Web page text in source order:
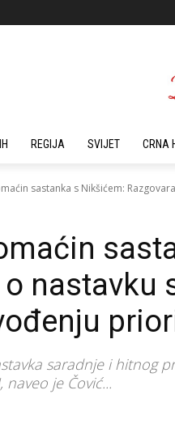
REGIJA SVIJET CRNA
sastanka s Nikšićem:
nastavku
saradnje i hitnog
je Čović...